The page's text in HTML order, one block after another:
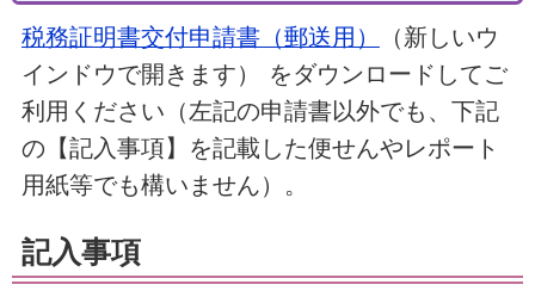
税務証明書交付申請書（郵送用）
（新しいウ
インドウで開きます）
をダウンロードしてご
利用ください（左記の申請書以外でも、下記
の【記入事項】を記載した便せんやレポート
用紙等でも構いません）。
記入事項